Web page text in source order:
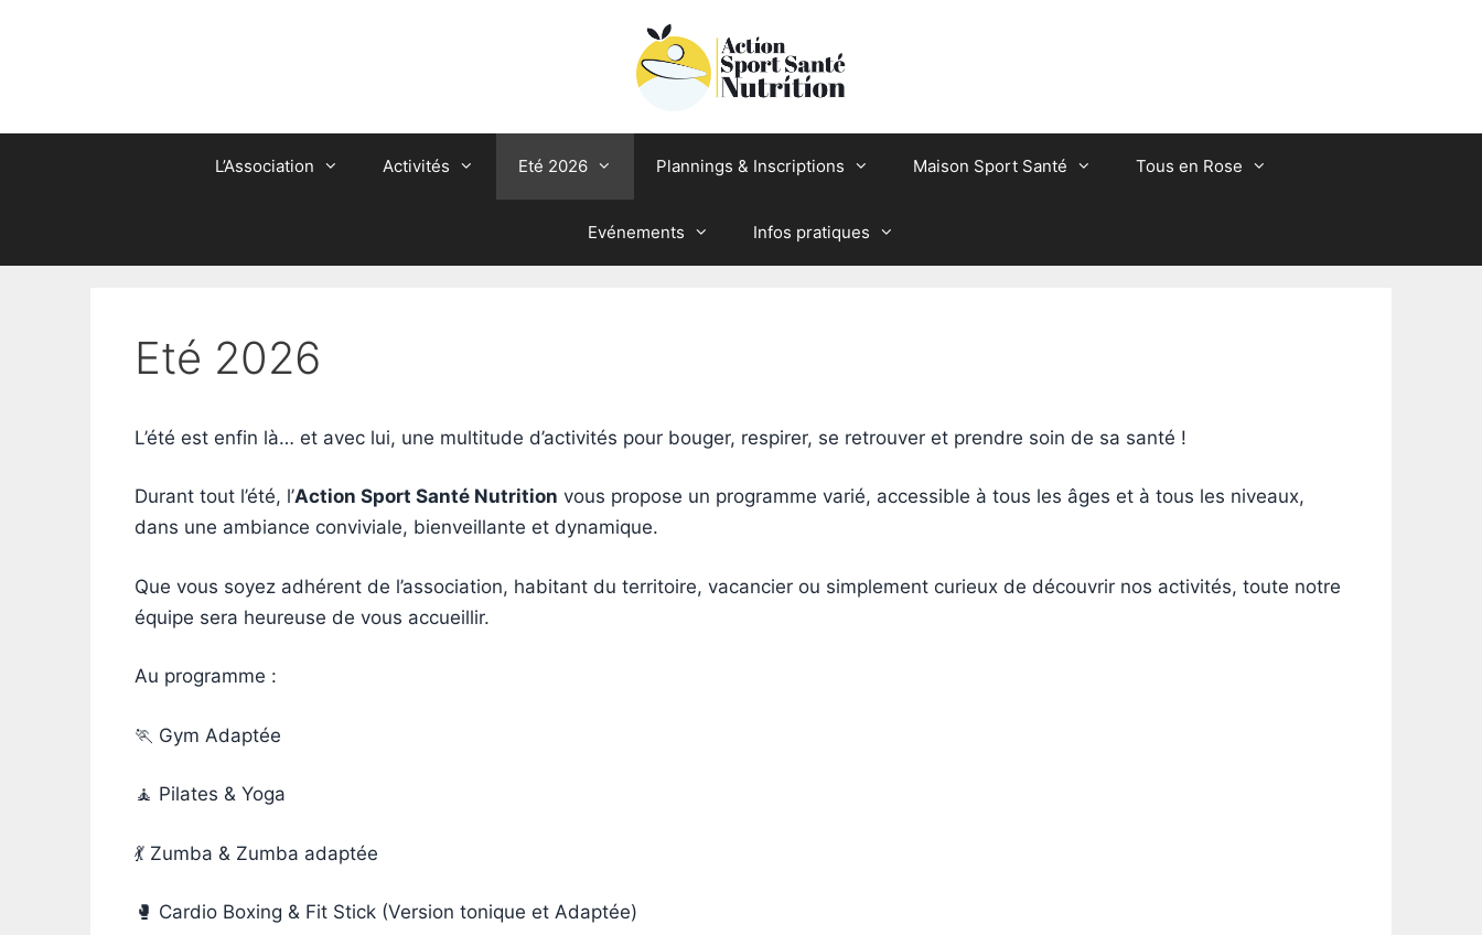
L’Association Activités Eté 2026 Plannings & Inscriptions Maison Sport Santé Tous en Rose
Evénements Infos pratiques
Eté 2026
L’été est enfin là… et avec lui, une multitude d’activités pour bouger, respirer, se retrouver et prendre soin de sa santé !
Durant tout l’été, l’Action Sport Santé Nutrition vous propose un programme varié, accessible à tous les âges et à tous les niveaux,
dans une ambiance conviviale, bienveillante et dynamique.
Que vous soyez adhérent de l’association, habitant du territoire, vacancier ou simplement curieux de découvrir nos activités, toute notre
équipe sera heureuse de vous accueillir.
Au programme :
🏃 Gym Adaptée
🧘 Pilates & Yoga
💃 Zumba & Zumba adaptée
🥊 Cardio Boxing & Fit Stick (Version tonique et Adaptée)